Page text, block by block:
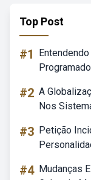
Top Post
#1
#2 A
Nos
#3 Petição
#4 Mudanças